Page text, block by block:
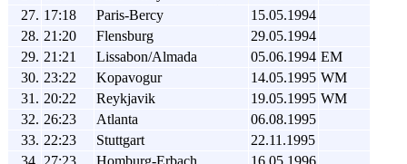
27. 17:18 Paris-Bercy
15.05.1994
28. 21:20 Flensburg
29.05.1994
29. 21:21 Lissabon/Almada 05.06.1994 EM
30. 23:22 Kopavogur 14.05.1995 WM
31. 20:22 Reykjavik 19.05.1995 WM
32. 26:23 Atlanta
06.08.1995
33. 22:23 Stuttgart
22.11.1995
34. 27:23 Homburg-Erbach
16.05.1996